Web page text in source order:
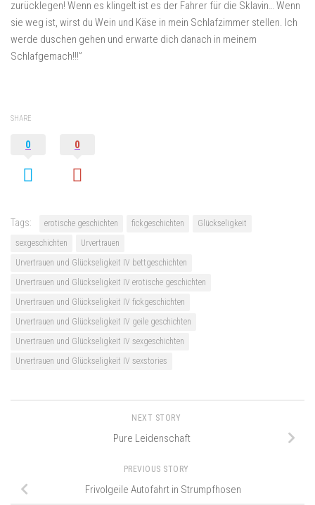
zurücklegen! Wenn es klingelt ist es der Fahrer für die Sklavin… Wenn
sie weg ist, wirst du Wein und Käse in mein Schlafzimmer stellen. Ich
werde duschen gehen und erwarte dich danach in meinem
Schlafgemach!!!”
SHARE
0 0
Tags: erotische geschichten fickgeschichten
Glückseligkeit
sexgeschichten
Urvertrauen
Urvertrauen und Glückseligkeit IV bettgeschichten
Urvertrauen und Glückseligkeit IV erotische geschichten
Urvertrauen und Glückseligkeit IV fickgeschichten
Urvertrauen und Glückseligkeit IV geile geschichten
Urvertrauen und Glückseligkeit IV sexgeschichten
Urvertrauen und Glückseligkeit IV sexstories
NEXT STORY
Pure Leidenschaft
PREVIOUS STORY
Frivolgeile Autofahrt in Strumpfhosen